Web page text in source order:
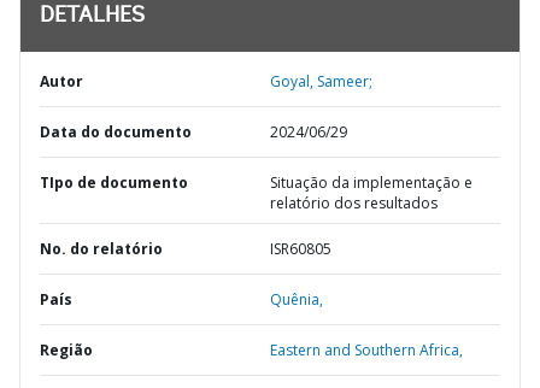
DETALHES
Autor Goyal, Sameer;
Data do documento 2024/06/29
TIpo de documento
Situação da implementação e
relatório dos resultados
No. do relatório ISR60805
País Quênia,
Região Eastern and Southern Africa,